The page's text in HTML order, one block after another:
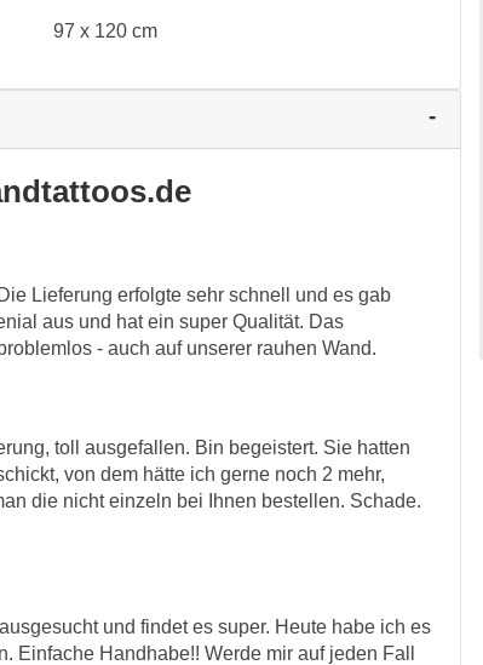
97 x 120 cm
Lieferung erfolgte sehr schnell und es gab
aus und hat ein super Qualität. Das
- auch auf unserer rauhen Wand.
toll ausgefallen. Bin begeistert. Sie hatten
von dem hätte ich gerne noch 2 mehr,
die nicht einzeln bei Ihnen bestellen. Schade.
und findet es super. Heute habe ich es
Einfache Handhabe!! Werde mir auf jeden Fall